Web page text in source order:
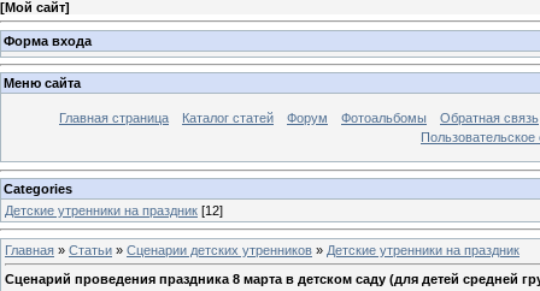
[Мой сайт]
Форма входа
Меню сайта
Главная страница Каталог статей Форум Фотоальбомы
Обратная связь
Пользовательское
Categories
Детские утренники на праздник [12]
Главная » Статьи » Сценарии детских утренников » Детские утренники на праздник
Сценарий проведения праздника 8 марта в детском саду (для детей средней